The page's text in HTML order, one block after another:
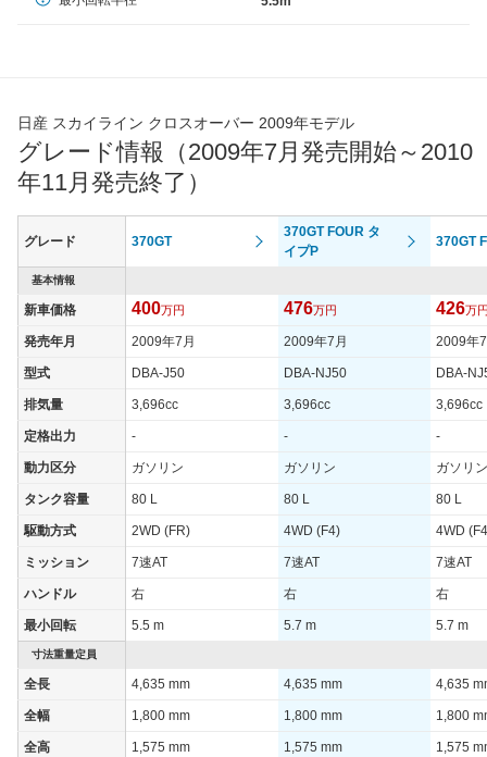
日産 スカイライン クロスオーバー 2009年モデル
グレード情報（2009年7月発売開始～2010
年11月発売終了）
グレード 370GT
370GT FOUR タ
イプP
370GT
基本情報
新車価格 400万円 476万円 426万
発売年月 2009年7月 2009年7月 2009年
型式 DBA-J50 DBA-NJ50 DBA-
排気量 3,696cc 3,696cc 3,696cc
定格出力 - - -
動力区分 ガソリン ガソリン ガソリン
タンク容量 80 L 80 L 80 L
駆動方式 2WD (FR) 4WD (F4) 4WD
ミッション 7速AT 7速AT 7速AT
ハンドル 右 右 右
最小回転 5.5 m 5.7 m 5.7 m
寸法重量定員
全長 4,635 mm 4,635 mm 4,635
全幅 1,800 mm 1,800 mm 1,800
全高 1,575 mm 1,575 mm 1,575